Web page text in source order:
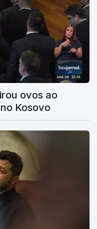
ovos ao
Kosovo